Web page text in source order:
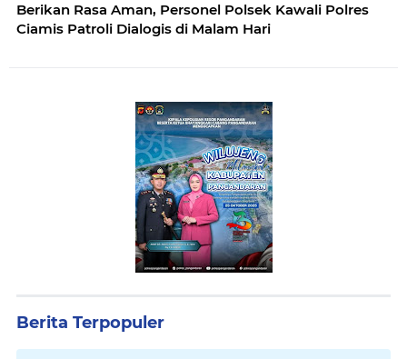
Berikan Rasa Aman, Personel Polsek Kawali Polres
Ciamis Patroli Dialogis di Malam Hari
Berita Terpopuler